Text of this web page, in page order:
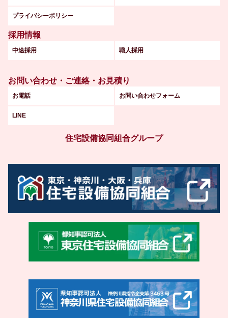
プライバシーポリシー
採用情報
中途採用 職人採用
お問い合わせ・ご連絡・お見積り
お電話 お問い合わせフォーム
LINE
住宅設備協同組合グループ